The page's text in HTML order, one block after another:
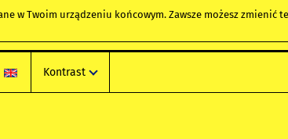
w Twoim urządzeniu końcowym. Zawsze możesz zmienić
Kontrast